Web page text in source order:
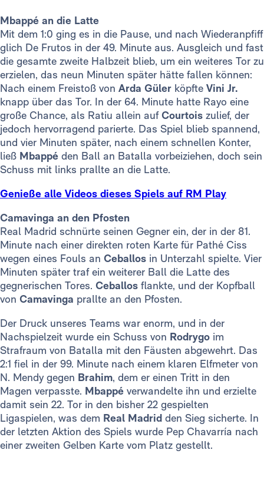
Mbappé an die Latte
Mit dem 1:0 ging es in die Pause, und nach Wiederanpfiff
glich De Frutos in der 49. Minute aus. Ausgleich und fast
die gesamte zweite Halbzeit blieb, um ein weiteres Tor zu
erzielen, das neun Minuten später hätte fallen können:
Nach einem Freistoß von Arda Güler köpfte Vini Jr.
knapp über das Tor. In der 64. Minute hatte Rayo eine
große Chance, als Ratiu allein aufCourtois zulief, der
jedoch hervorragend parierte. Das Spiel blieb spannend,
und vier Minuten später, nach einem schnellen Konter,
ließ Mbappé den Ball an Batalla vorbeiziehen, doch sein
Schuss mit links prallte an die Latte.
Genieße alle Videos dieses Spiels auf RM Play
Camavinga an den Pfosten
Real Madrid schnürte seinen Gegner ein, der in der 81.
Minute nach einer direkten roten Karte für Pathé Ciss
wegen eines Fouls an Ceballos in Unterzahl spielte. Vier
Minuten später traf ein weiterer Ball die Latte des
gegnerischen Tores. Ceballos flankte, und der Kopfball
von Camavinga prallte an den Pfosten.
Der Druck unseres Teams war enorm, und in der
Nachspielzeit wurde ein Schuss von Rodrygo im
Strafraum von Batalla mit den Fäusten abgewehrt. Das
2:1 fiel in der 99. Minute nach einem klaren Elfmeter von
N. Mendy gegen Brahim, dem er einen Tritt in den
Magen verpasste. Mbappé verwandelte ihn und erzielte
damit sein 22. Tor in den bisher 22 gespielten
Ligaspielen, was dem Real Madrid den Sieg sicherte. In
der letzten Aktion des Spiels wurde Pep Chavarría nach
einer zweiten Gelben Karte vom Platz gestellt.